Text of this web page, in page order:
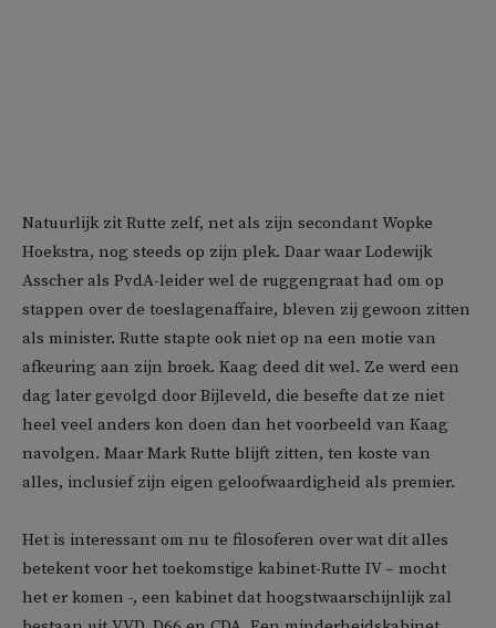
Natuurlijk zit Rutte zelf, net als zijn secondant Wopke
Hoekstra, nog steeds op zijn plek. Daar waar Lodewijk
Asscher als PvdA-leider wel de ruggengraat had om op
stappen over de toeslagenaffaire, bleven zij gewoon zitten
als minister. Rutte stapte ook niet op na een motie van
afkeuring aan zijn broek. Kaag deed dit wel. Ze werd een
dag later gevolgd door Bijleveld, die besefte dat ze niet
heel veel anders kon doen dan het voorbeeld van Kaag
navolgen. Maar Mark Rutte blijft zitten, ten koste van
alles, inclusief zijn eigen geloofwaardigheid als premier.
Het is interessant om nu te filosoferen over wat dit alles
betekent voor het toekomstige kabinet-Rutte IV – mocht
het er komen -, een kabinet dat hoogstwaarschijnlijk zal